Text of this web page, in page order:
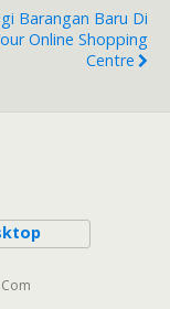
Barangan Baru Di
Online Shopping
Centre